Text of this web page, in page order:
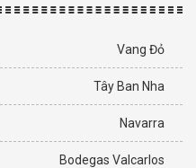
Vang Đỏ
Tây Ban Nha
Navarra
Bodegas Valcarlos